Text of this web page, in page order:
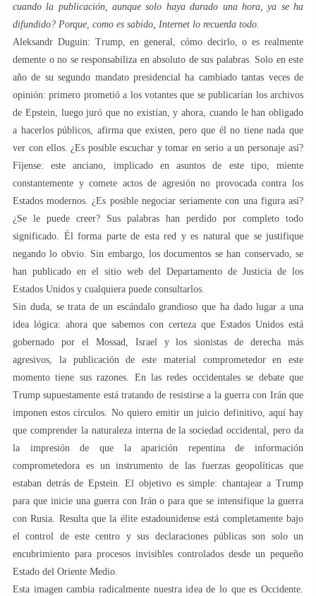
cuando la publicación, aunque solo haya durado una hora, ya se ha
difundido? Porque, como es sabido, Internet lo recuerda todo.
Aleksandr Duguin: Trump, en general, cómo decirlo, o es realmente
demente o no se responsabiliza en absoluto de sus palabras. Solo en este
año de su segundo mandato presidencial ha cambiado tantas veces de
opinión: primero prometió a los votantes que se publicarían los archivos
de Epstein, luego juró que no existían, y ahora, cuando le han obligado
a hacerlos públicos, afirma que existen, pero que él no tiene nada que
ver con ellos. ¿Es posible escuchar y tomar en serio a un personaje así?
Fíjense: este anciano, implicado en asuntos de este tipo, miente
constantemente y comete actos de agresión no provocada contra los
Estados modernos. ¿Es posible negociar seriamente con una figura así?
¿Se le puede creer? Sus palabras han perdido por completo todo
significado. Él forma parte de esta red y es natural que se justifique
negando lo obvio. Sin embargo, los documentos se han conservado, se
han publicado en el sitio web del Departamento de Justicia de los
Estados Unidos y cualquiera puede consultarlos.
Sin duda, se trata de un escándalo grandioso que ha dado lugar a una
idea lógica: ahora que sabemos con certeza que Estados Unidos está
gobernado por el Mossad, Israel y los sionistas de derecha más
agresivos, la publicación de este material comprometedor en este
momento tiene sus razones. En las redes occidentales se debate que
Trump supuestamente está tratando de resistirse a la guerra con Irán que
imponen estos círculos. No quiero emitir un juicio definitivo, aquí hay
que comprender la naturaleza interna de la sociedad occidental, pero da
la impresión de que la aparición repentina de información
comprometedora es un instrumento de las fuerzas geopolíticas que
estaban detrás de Epstein. El objetivo es simple: chantajear a Trump
para que inicie una guerra con Irán o para que se intensifique la guerra
con Rusia. Resulta que la élite estadounidense está completamente bajo
el control de este centro y sus declaraciones públicas son solo un
encubrimiento para procesos invisibles controlados desde un pequeño
Estado del Oriente Medio.
Esta imagen cambia radicalmente nuestra idea de lo que es Occidente.